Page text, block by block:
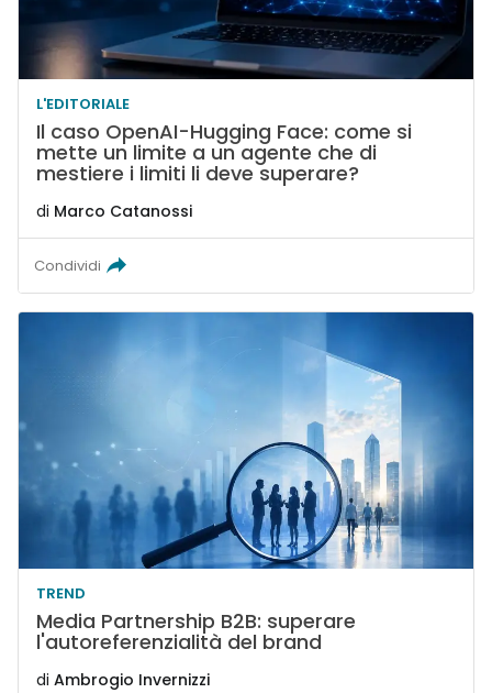
L'EDITORIALE
Il caso OpenAI-Hugging Face: come si
mette un limite a un agente che di
mestiere i limiti li deve superare?
di Marco Catanossi
Condividi
TREND
Media Partnership B2B: superare
l'autoreferenzialità del brand
di Ambrogio Invernizzi